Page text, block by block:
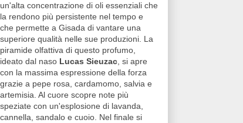
un'alta concentrazione di oli essenziali che
la rendono più persistente nel tempo e
che permette a Gisada di vantare una
superiore qualità nelle sue produzioni. La
piramide olfattiva di questo profumo,
ideato dal naso Lucas Sieuzac, si apre
con la massima espressione della forza
grazie a pepe rosa, cardamomo, salvia e
artemisia. Al cuore scopre note più
speziate con un'esplosione di lavanda,
cannella, sandalo e cuoio. Nel finale si